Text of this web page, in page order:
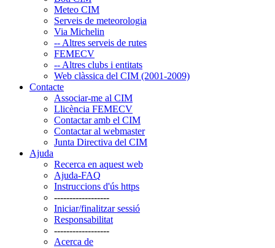
Meteo CIM
Serveis de meteorologia
Via Michelin
-- Altres serveis de rutes
FEMECV
-- Altres clubs i entitats
Web clàssica del CIM (2001-2009)
Contacte
Associar-me al CIM
Llicència FEMECV
Contactar amb el CIM
Contactar al webmaster
Junta Directiva del CIM
Ajuda
Recerca en aquest web
Ajuda-FAQ
Instruccions d'ús https
------------------
Iniciar/finalitzar sessió
Responsabilitat
------------------
Acerca de